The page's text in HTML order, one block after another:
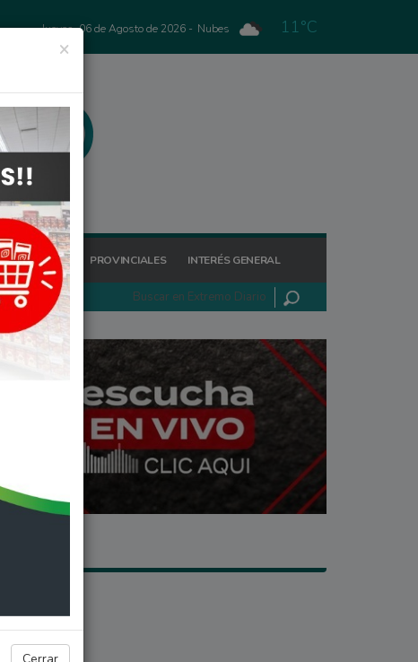
Jueves, 06 de Agosto de 2026 - Nubes 11°C
REGIONALES PROVINCIALES INTERÉS GENERAL
×